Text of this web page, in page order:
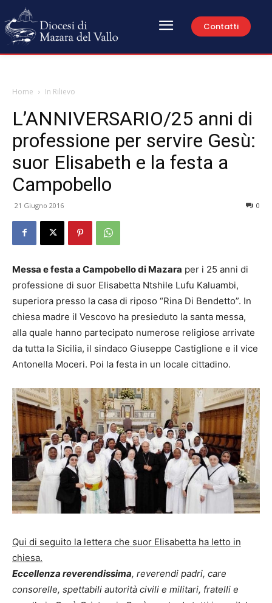
Contatti
Home In Rilievo
L’ANNIVERSARIO/25 anni di
professione per servire Gesù:
suor Elisabeth e la festa a
Campobello
21 Giugno 2016 0
Messa e festa a Campobello di Mazara per i 25 anni di
professione di suor Elisabetta Ntshile Lufu Kaluambi,
superiora presso la casa di riposo “Rina Di Bendetto”. In
chiesa madre il Vescovo ha presieduto la santa messa,
alla quale hanno partecipato numerose religiose arrivate
da tutta la Sicilia, il sindaco Giuseppe Castiglione e il vice
Antonella Moceri. Poi la festa in un locale cittadino.
Qui di seguito la lettera che suor Elisabetta ha letto in
chiesa.
Eccellenza reverendissima, reverendi padri, care
consorelle, spettabili autorità civili e militari, fratelli e